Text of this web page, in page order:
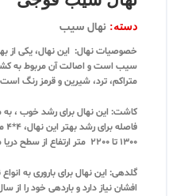
دسته: نهال سیب
خصوصیات نهال: این نهال، یکی از
سیب است و اصالت آن مربوط به
متراکم، ترد، شیرین و قرمز رنگ
کاشت: این نهال برای رشد خوب ، به
1300 تا 2200 متر ارتفاع از سطح دریا میسر است.
گلدهی: این نهال برای باروری به
افشان نیاز دارد و باردهی خود را